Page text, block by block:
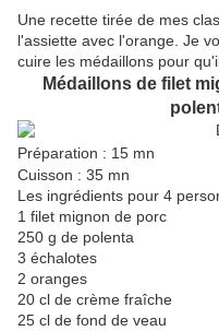
Une recette tirée de mes
l'assiette avec l'orange. Je
cuire les médaillons pour
Médaillons de filet
Préparation : 15 mn
Cuisson : 35 mn
Les ingrédients pour 4
1 filet mignon de porc
250 g de polenta
3 échalotes
2 oranges
20 cl de crème fraîche
25 cl de fond de veau